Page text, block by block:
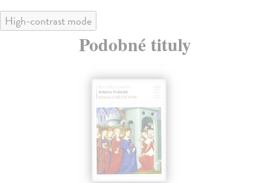
High-contrast mode
Podobné tituly